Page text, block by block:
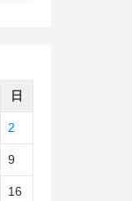
日
2
9
16